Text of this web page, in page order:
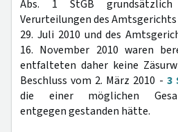
Abs. 1 StGB
Verurteilungen des
29. Juli 2010 und des
16. November 2010 waren
entfalteten daher keine
Beschluss vom 2. März 2010 - 3
die einer möglichen
entgegen gestanden hätte.